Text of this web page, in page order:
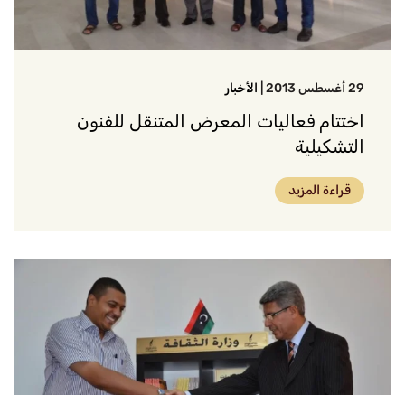
29 أغسطس 2013 الأخبار
اختتام فعاليات المعرض المتنقل للفنون
التشكيلية
قراءة المزيد